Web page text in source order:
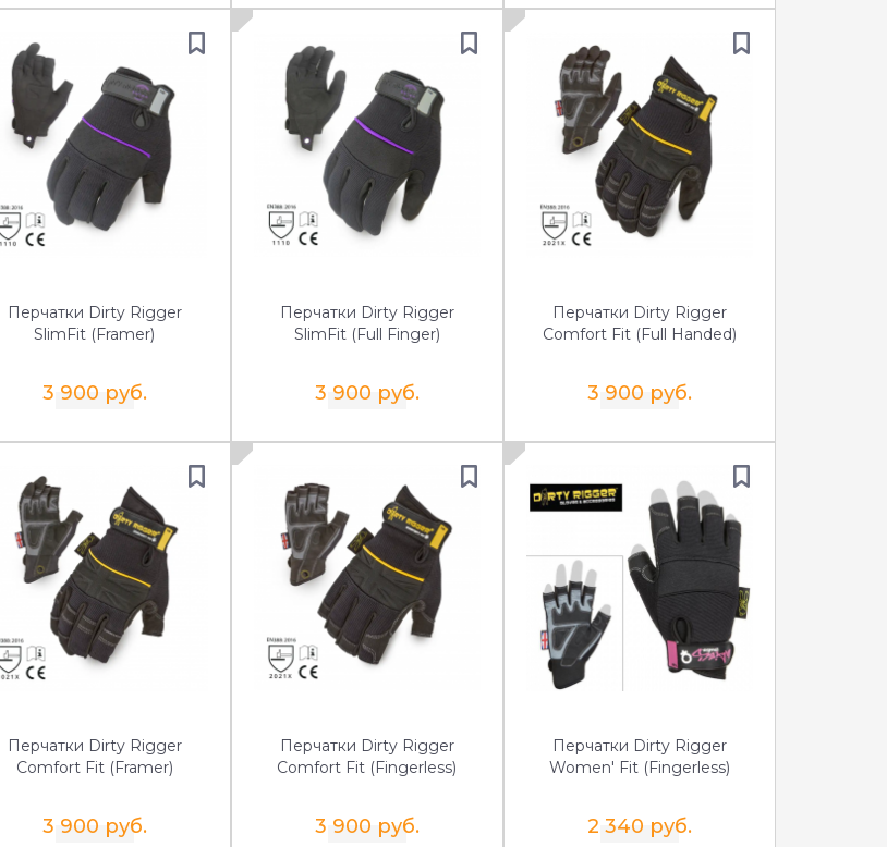
Перчатки Dirty Rigger
SlimFit (Framer)
3 900 руб.
Перчатки Dirty Rigger
SlimFit (Full Finger)
3 900 руб.
Перчатки Dirty Rigger
Comfort Fit (Full Handed)
3 900 руб.
Перчатки Dirty Rigger
Comfort Fit (Framer)
3 900 руб.
Перчатки Dirty Rigger
Comfort Fit (Fingerless)
3 900 руб.
Перчатки Dirty Rigger
Women' Fit (Fingerless)
2 340 руб.